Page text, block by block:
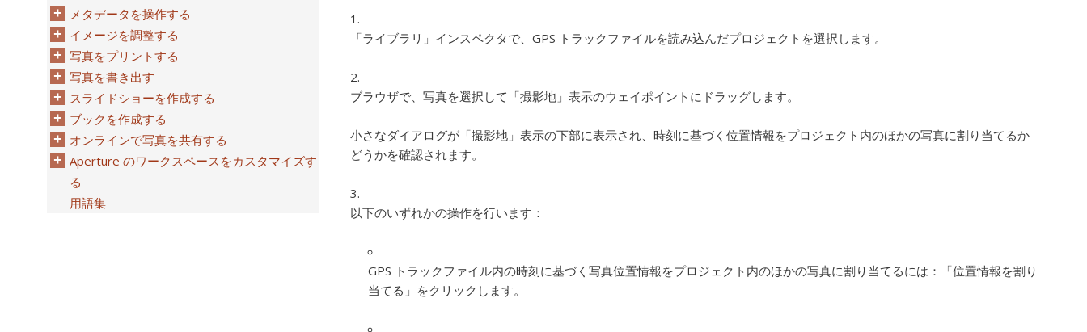
「ライブラリ」インスペクタで、GPS トラックファイルを読み込んだプロジェクトを選択します。
ブラウザで、写真を選択して「撮影地」表示のウェイポイントにドラッグします。
小さなダイアログが「撮影地」表示の下部に表示され、時刻に基づく位置情報をプロジェクト内のほかの写真に割り当てるか
どうかを確認されます。
以下のいずれかの操作を行います：
GPS トラックファイル内の時刻に基づく写真位置情報をプロジェクト内のほかの写真に割り当てるには：
「位置情報を割り
当てる」をクリックします。
メタデータを操作する
イメージを調整する
写真をプリントする
写真を書き出す
スライドショーを作成する
ブックを作成する
オンラインで写真を共有する
Aperture のワークスペースをカスタマイズす
る
用語集